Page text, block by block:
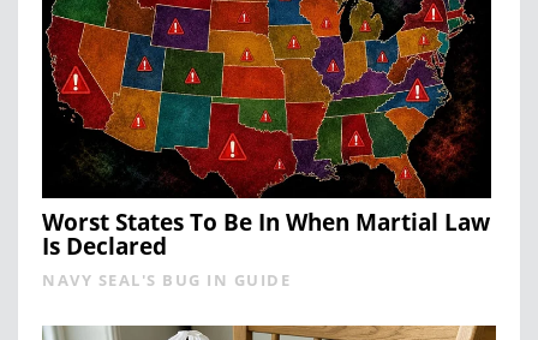
Worst States To Be In When Martial Law
Is Declared
NAVY SEAL'S BUG IN GUIDE